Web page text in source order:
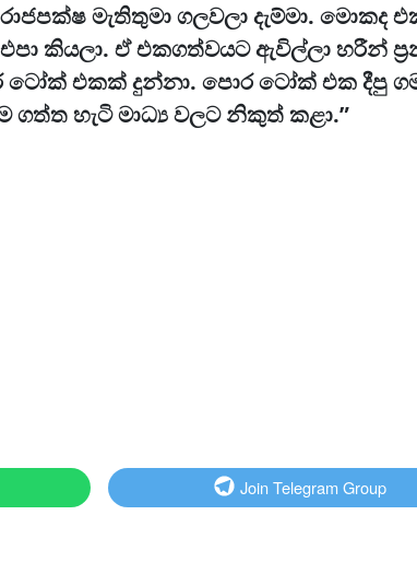
මැතිතුමා ගලවලා දැම්මා. මොකද
කියලා. ඒ එකගත්වයට ඇවිල්ලා හරීන්
ටෝක් එකක් දුන්නා. පොර ටෝක් එක දීපු
ගත්ත හැටි මාධ්‍ය වලට නිකුත් කළා.”
Join Telegram Group